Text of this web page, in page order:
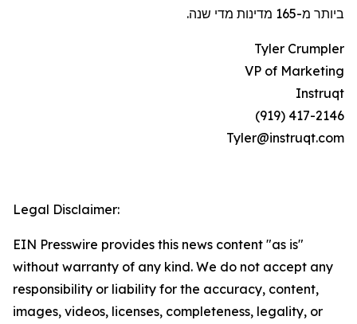
ביותר מ-165 מדינות מדי שנה.
Tyler Crumpler
VP of Marketing
Instruqt
(919) 417-2146
Tyler@instruqt.com
Legal Disclaimer:
EIN Presswire provides this news content "as is"
without warranty of any kind. We do not accept any
responsibility or liability for the accuracy, content,
images, videos, licenses, completeness, legality, or